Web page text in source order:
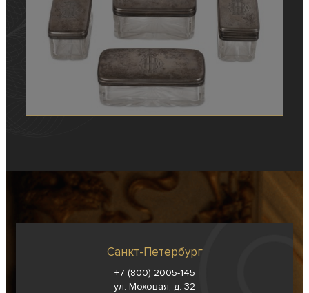
Санкт-Петербург
+7 (800) 2005-145
ул. Моховая, д. 32